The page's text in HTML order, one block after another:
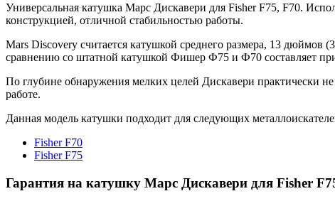
Универсальная катушка Марс Дискавери для Fisher F75, F70.
конструкцией, отличной стабильностью работы.
Mars Discovery считается катушкой среднего размера, 13
сравнению со штатной катушкой Фишер Ф75 и Ф70 составляет
По глубине обнаружения мелких целей Дискавери практически
работе.
Данная модель катушки подходит для следующих
Fisher F70
Fisher F75
Гарантия на катушку Марс Дискавери для Fisher